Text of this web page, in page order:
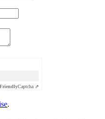
FriendlyCaptcha ⇗
.